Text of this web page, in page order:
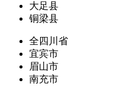
大足县
铜梁县
全四川省
宜宾市
眉山市
南充市